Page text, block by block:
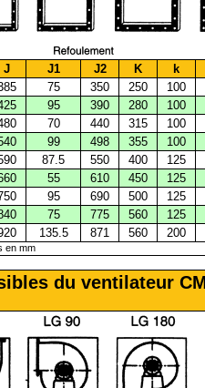
J J1 J2 K k
75 350 250 100
95 390 280 100
70 440 315 100
99 498 355 100
87.5 550 400 125
55 610 450 125
95 690 500 125
75 775 560 125
135.5 871 560 200
en mm
du ventilateur